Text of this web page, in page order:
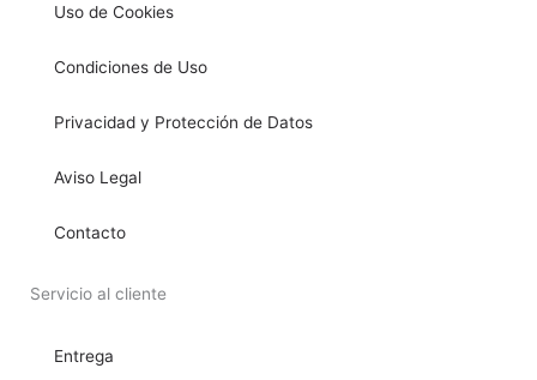
Uso de Cookies
Condiciones de Uso
Privacidad y Protección de Datos
Aviso Legal
Contacto
Servicio al cliente
Entrega